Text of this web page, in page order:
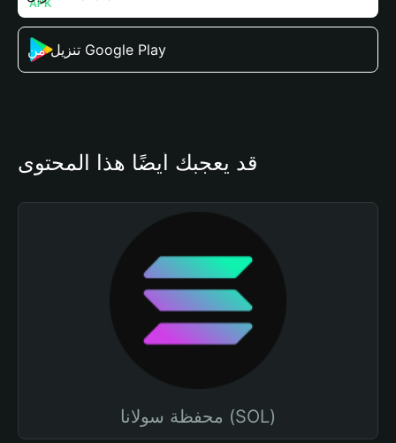
تنزيل من Google Play
قد يعجبك أيضًا هذا المحتوى
محفظة سولانا (SOL)